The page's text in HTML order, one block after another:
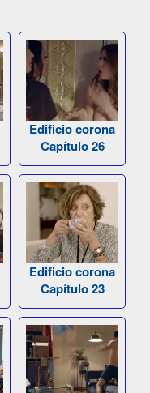
Edificio corona
Capítulo 26
Edificio corona
Capítulo 23